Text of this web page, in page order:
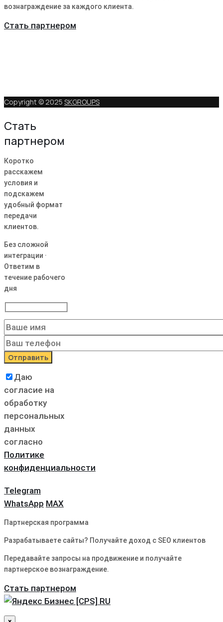
вознаграждение за каждого клиента.
Стать партнером
Copyright © 2025 SKGROUPS
Стать
партнером
Коротко
расскажем
условия и
подскажем
удобный формат
передачи
клиентов.
Без сложной
интеграции ·
Ответим в
течение рабочего
дня
Даю
согласие на
обработку
персональных
данных
согласно
Политике
конфиденциальности
Telegram
WhatsApp MAX
Партнерская программа
Разрабатываете сайты? Получайте доход с SEO клиентов
Передавайте запросы на продвижение и получайте
партнерское вознаграждение.
Стать партнером